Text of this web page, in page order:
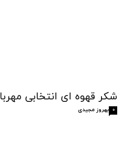
شکر قهوه‌ ای انتخابی
بهروز مجیدی 0